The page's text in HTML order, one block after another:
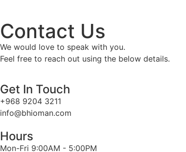
Contact Us
We would love to speak with you.
Feel free to reach out using the below details.
Get In Touch
+968 9204 3211
info@bhioman.com
Hours
Mon-Fri 9:00AM - 5:00PM